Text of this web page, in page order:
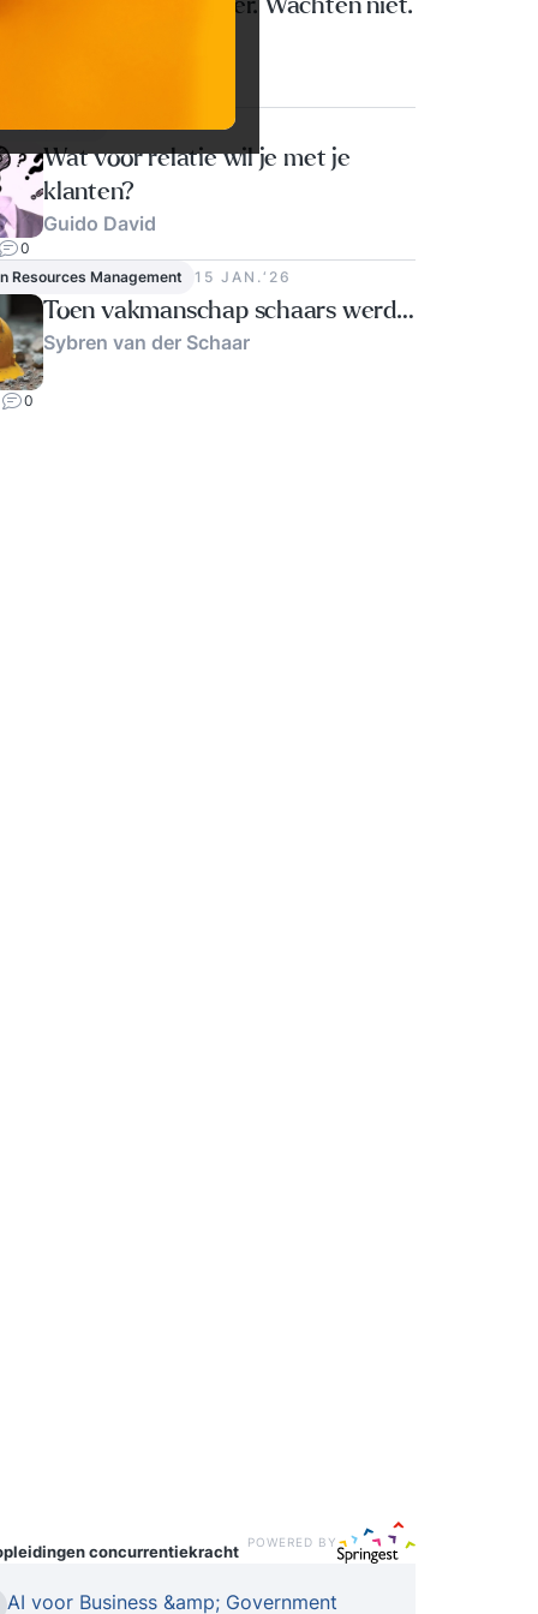
AI wordt goedkoper. Wachten niet.
Wat voor relatie wil je met je
klanten?
Guido David
0
Resources Management
15 JAN.‘26
Toen vakmanschap schaars werd…
Sybren van der Schaar
0
concurrentiekracht POWERED BY
AI voor Business &amp; Government